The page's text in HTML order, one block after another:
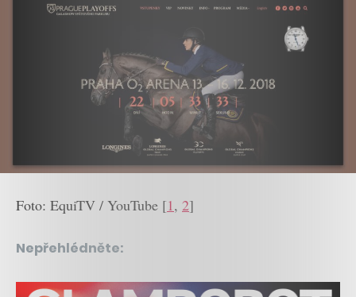
Foto: EquiTV / YouTube [1, 2]
Nepřehlédněte: